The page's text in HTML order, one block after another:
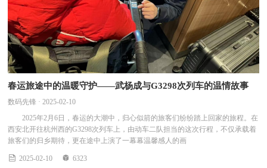
春运旅途中的温暖守护——武杨成与G3298次列车的温情故事
数码先锋 · 2025-02-10
2025年2月6日，春运的大潮中，归心似箭的旅客们纷纷踏上回家的旅程。在
西安北开往杭州西的G3298次列车上，由动车二队担当的这次行程，不仅承载着
旅客们的归乡期待，更在途中上演了一幕幕温馨感人的画
 2025-02-10  6323